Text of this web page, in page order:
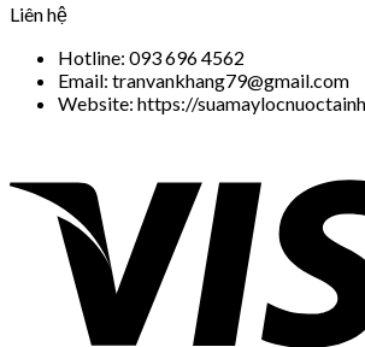
Liên hệ
Hotline: 093 696 4562
Email: tranvankhang79@gmail.com
Website: https://